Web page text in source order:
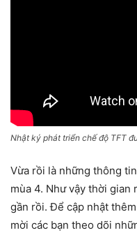
Nhật ký phát triển chế độ TFT
Vừa rồi là những thông
mùa 4. Như vậy thời gian
gần rồi. Để cập nhật
mời các bạn theo dõi